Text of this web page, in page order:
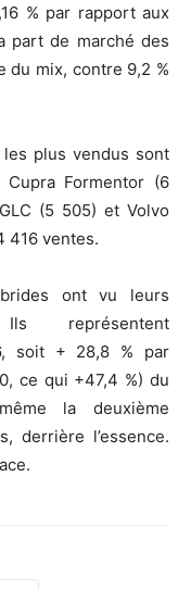
% par rapport aux
part de marché des
du mix, contre 9,2 %
plus vendus sont
Formentor (6
(5 505) et Volvo
416 ventes.
ont vu leurs
Ils représentent
soit + 28,8 % par
ce qui +47,4 %) du
la deuxième
derrière l’essence.